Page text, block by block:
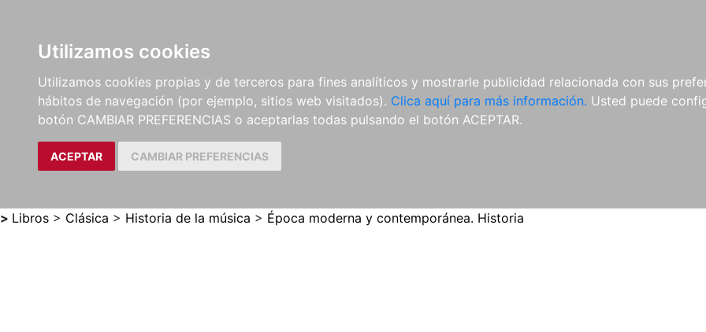
Utilizamos cookies
Utilizamos cookies propias y de terceros para fines analíticos y mostrarle publicidad relacionada con sus
hábitos de navegación (por ejemplo, sitios web visitados). Clica aquí para más información. Usted puede
botón CAMBIAR PREFERENCIAS o aceptarlas todas pulsando el botón ACEPTAR.
ACEPTAR CAMBIAR PREFERENCIAS
LIBROS
MÉTODOS Y
EJERCICIOS
PARTITURAS Y EDICIONES
CRÍTICAS
REVISTAS
CDS Y
DVDS
MATERIAL
COMPLEMENTARIO
> Libros > Clásica > Historia de la música > Época moderna y contemporánea. Historia